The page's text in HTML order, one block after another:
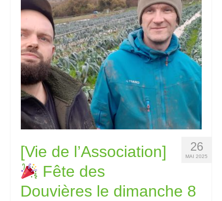
26
MAI 2025
[Vie de l’Association]
Fête des
Douvières le dimanche 8